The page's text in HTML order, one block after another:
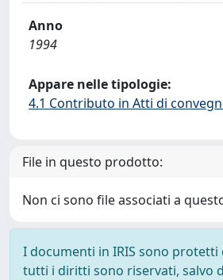
Anno
1994
Appare nelle tipologie:
4.1 Contributo in Atti di
File in questo prodotto:
Non ci sono file associati a
I documenti in IRIS sono protetti
tutti i diritti sono riservati, salvo